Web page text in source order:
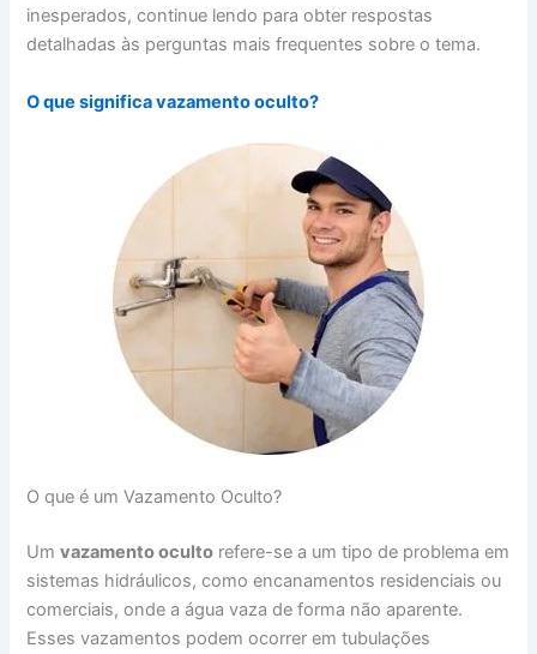
inesperados, continue lendo para obter respostas
detalhadas às perguntas mais frequentes sobre o tema.
O que significa vazamento oculto?
O que é um Vazamento Oculto?
Umvazamento oculto refere-se a um tipo de problema em
sistemas hidráulicos, como encanamentos residenciais ou
comerciais, onde a água vaza de forma não aparente.
Esses vazamentos podem ocorrer em tubulações